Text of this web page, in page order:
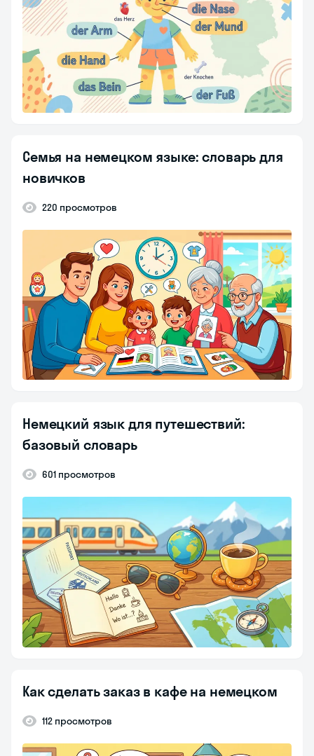
Семья на немецком языке: словарь для
новичков
220 просмотров
Немецкий язык для путешествий:
базовый словарь
601 просмотров
Как сделать заказ в кафе на немецком
112 просмотров